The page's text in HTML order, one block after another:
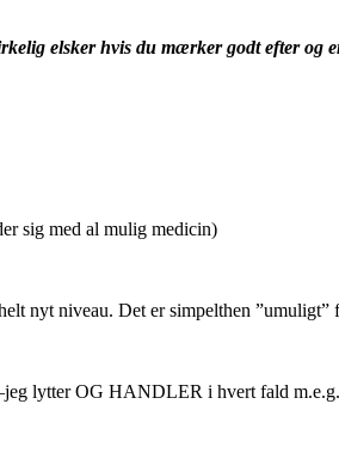
elsker hvis du mærker godt efter og
sig med al mulig medicin)
nyt niveau. Det er simpelthen
lytter OG HANDLER i hvert fald